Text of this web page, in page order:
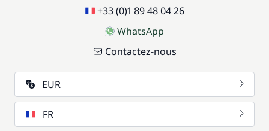
+33 (0)1 89 48 04 26
WhatsApp
Contactez-nous
EUR
FR